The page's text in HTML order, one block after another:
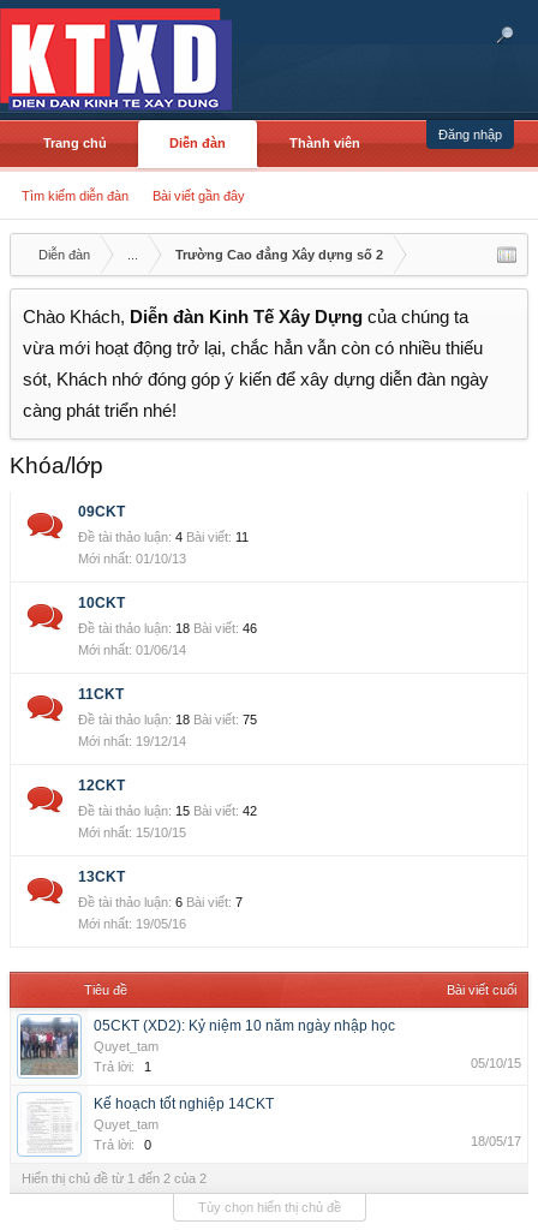
Đăng nhập
Trang chủ Diễn đàn
Tìm kiếm diễn đàn Bài viết gần đây
Thành viên
Diễn đàn Trường Cao đẳng Xây dựng số 2
Chào Khách, Diễn đàn Kinh Tế Xây Dựng của chúng ta
vừa mới hoạt động trở lại, chắc hẳn vẫn còn có nhiều thiếu
sót, Khách nhớ đóng góp ý kiến để xây dựng diễn đàn ngày
càng phát triển nhé!
Khóa/lớp
09CKT
Đề tài thảo luận: 4 Bài viết: 11
01/10/13
10CKT
Đề tài thảo luận: 18 Bài viết: 46
01/06/14
11CKT
Đề tài thảo luận: 18 Bài viết: 75
19/12/14
12CKT
Đề tài thảo luận: 15 Bài viết: 42
15/10/15
13CKT
Đề tài thảo luận: 6 Bài viết: 7
19/05/16
Tiêu đề Bài viết cuối
05CKT (XD2): Kỷ niệm 10 năm ngày nhập học
Quyet_tam
Trả lời:
1 05/10/15
Kế hoạch tốt nghiệp 14CKT
Quyet_tam
Trả lời:
0 18/05/17
Hiển thị chủ đề từ 1 đến 2 của 2
Tùy chọn hiển thị chủ đề